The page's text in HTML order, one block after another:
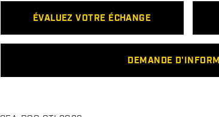
ÉVALUEZ VOTRE ÉCHANGE
DEMANDE